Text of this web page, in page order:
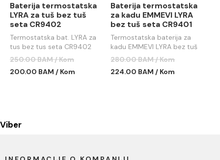
Baterija termostatska
LYRA za tuš bez tuš
seta CR9402
Termostatska bat. LYRA za
tus bez tus seta CR9402
250.00 BAM / Kom
200.00 BAM / Kom
Baterija termostatska
za kadu EMMEVI LYRA
bez tuš seta CR9401
Termostatska baterija za
kadu EMMEVI LYRA bez tuš
seta CR9401
280.00 BAM / Kom
224.00 BAM / Kom
Viber